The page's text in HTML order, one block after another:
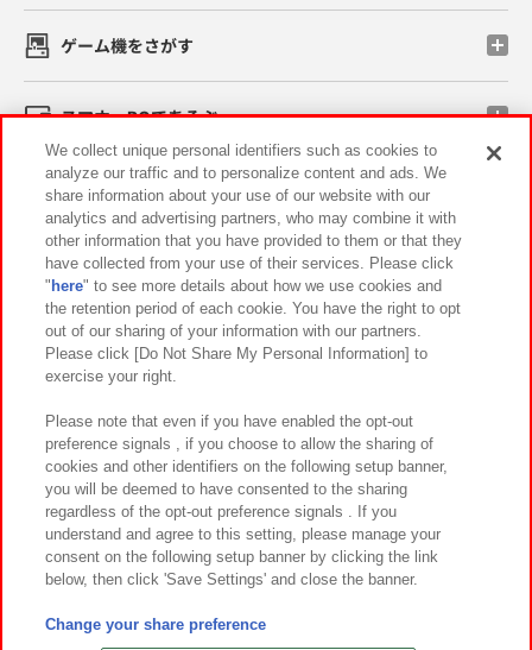
ゲーム機をさがす
スマホ・PCであそぶ
イベント・キャンペーン
関連会社 サステナビリティ サイトポリシー
プライバシーポリシー ウェブアクセシビリティ方針と検証結果
お取引先さまとともに
カスタマーハラスメント対応方針 よくあるご質問・お問い合わせ
©Bandai Namco Amusement Inc.
©Bandai Namco Amusement Lab Inc.
We collect unique personal identifiers such as cookies to
analyze our traffic and to personalize content and ads. We
share information about your use of our website with our
analytics and advertising partners, who may combine it with
other information that you have provided to them or that they
have collected from your use of their services. Please click
" here" to see more details about how we use cookies and
the retention period of each cookie. You have the right to opt
out of our sharing of your information with our partners.
Please click [Do Not Share My Personal Information] to
exercise your right.
Please note that even if you have enabled the opt-out
preference signals , if you choose to allow the sharing of
cookies and other identifiers on the following setup banner,
you will be deemed to have consented to the sharing
regardless of the opt-out preference signals . If you
understand and agree to this setting, please manage your
consent on the following setup banner by clicking the link
below, then click 'Save Settings' and close the banner.
Change your share preference